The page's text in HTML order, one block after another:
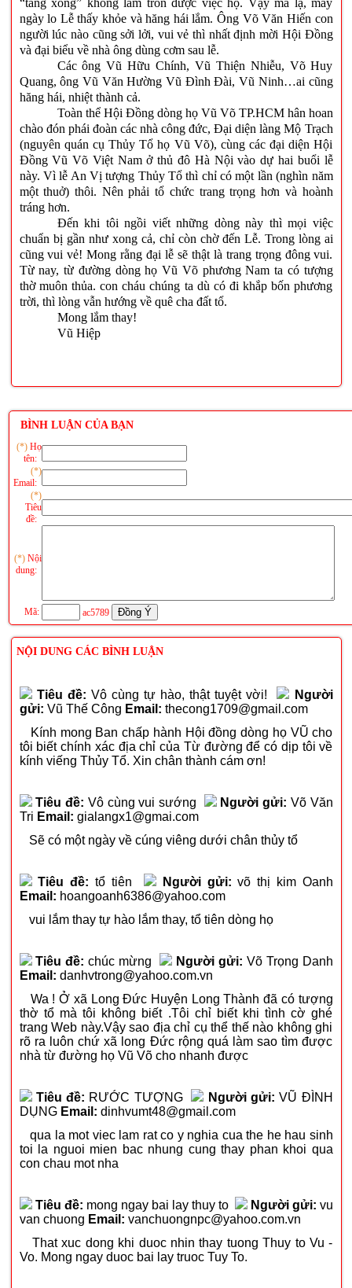
“tăng xông” không làm tròn được việc họ. Vậy mà lạ, mấy
ngày lo Lễ thấy khỏe và hăng hái lắm. Ông Võ Văn Hiến con
người lúc nào cũng sởi lởi, vui vẻ thì nhất định mời Hội Đồng
và đại biểu về nhà ông dùng cơm sau lễ.
Các ông Vũ Hữu Chính, Vũ Thiện Nhiễu, Võ Huy
Quang, ông Vũ Văn Hường Vũ Đình Đài, Vũ Ninh…ai cũng
hăng hái, nhiệt thành cả.
Toàn thể Hội Đồng dòng họ Vũ Võ TP.HCM hân hoan
chào đón phái đoàn các nhà công đức, Đại diện làng Mộ Trạch
(nguyên quán cụ Thủy Tổ họ Vũ Võ), cùng các đại diện Hội
Đồng Vũ Võ Việt Nam ở thủ đô Hà Nội vào dự hai buổi lễ
này. Vì lễ An Vị tượng Thủy Tổ thì chỉ có một lần (nghìn năm
một thuở) thôi. Nên phải tổ chức trang trọng hơn và hoành
tráng hơn.
Đến khi tôi ngồi viết những dòng này thì mọi việc
chuẩn bị gần như xong cả, chỉ còn chờ đến Lễ. Trong lòng ai
cũng vui vẻ! Mong rằng đại lễ sẽ thật là trang trọng đông vui.
Từ nay, từ đường dòng họ Vũ Võ phương Nam ta có tượng
thờ muôn thủa. con cháu chúng ta dù có đi khắp bốn phương
trời, thì lòng vẫn hướng về quê cha đất tổ.
Mong lắm thay!
Vũ Hiệp
BÌNH LUẬN CỦA BẠN
(*) Họ
tên:
(*)
Email:
(*)
Tiêu
đề:
(*) Nội
dung:
Mã: ac5789
NỘI DUNG CÁC BÌNH LUẬN
Tiêu đề: Vô cùng tự hào, thật tuyệt vời!
Người
gửi: Vũ Thế Công Email: thecong1709@gmail.com
Kính mong Ban chấp hành Hội đồng dòng họ VŨ cho
tôi biết chính xác địa chỉ của Từ đường để có dịp tôi về
kính viếng Thủy Tổ. Xin chân thành cám ơn!
Tiêu đề: Vô cùng vui sướng Người gửi: Võ Văn
Tri Email: gialangx1@gmai.com
Sẽ có một ngày về cúng viêng dưới chân thủy tổ
Tiêu đề: tổ tiên Người gửi: võ thị kim Oanh
Email: hoangoanh6386@yahoo.com
vui lắm thay tự hào lắm thay, tổ tiên dòng họ
Tiêu đề: chúc mừng Người gửi: Võ Trọng Danh
Email: danhvtrong@yahoo.com.vn
Wa ! Ở xã Long Đức Huyện Long Thành đã có tượng
thờ tổ mà tôi không biết .Tôi chỉ biết khi tình cờ ghé
trang Web này.Vậy sao địa chỉ cụ thể thế nào không ghi
rõ ra luôn chứ xã long Đức rộng quá làm sao tìm được
nhà từ đường họ Vũ Võ cho nhanh được
Tiêu đề: RƯỚC TƯỢNG Người gửi: VŨ ĐÌNH
DỤNG Email: dinhvumt48@gmail.com
qua la mot viec lam rat co y nghia cua the he hau sinh
toi la nguoi mien bac nhung cung thay phan khoi qua
con chau mot nha
Tiêu đề: mong ngay bai lay thuy to Người gửi: vu
van chuong Email: vanchuongnpc@yahoo.com.vn
That xuc dong khi duoc nhin thay tuong Thuy to Vu -
Vo. Mong ngay duoc bai lay truoc Tuy To.